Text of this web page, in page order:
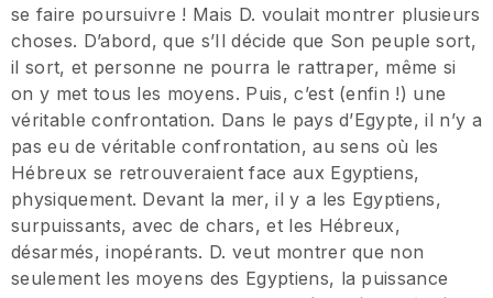
se faire poursuivre ! Mais D. voulait montrer plusieurs
choses. D’abord, que s’Il décide que Son peuple sort,
il sort, et personne ne pourra le rattraper, même si
on y met tous les moyens. Puis, c’est (enfin !) une
véritable confrontation. Dans le pays d’Egypte, il n’y a
pas eu de véritable confrontation, au sens où les
Hébreux se retrouveraient face aux Egyptiens,
physiquement. Devant la mer, il y a les Egyptiens,
surpuissants, avec de chars, et les Hébreux,
désarmés, inopérants. D. veut montrer que non
seulement les moyens des Egyptiens, la puissance